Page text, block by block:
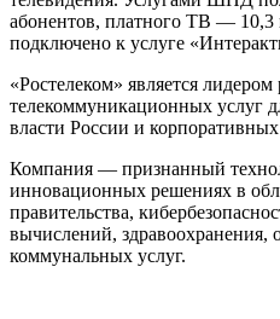
абонентов, платного ТВ —
подключено к услуге
«Ростелеком» является
телекоммуникационных услуг
власти России и
Компания — признанный
инновационных решениях в
правительства,
вычислений, здравоохранения,
коммунальных услуг.